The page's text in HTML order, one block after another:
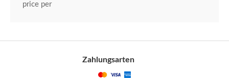
price per
Zahlungsarten